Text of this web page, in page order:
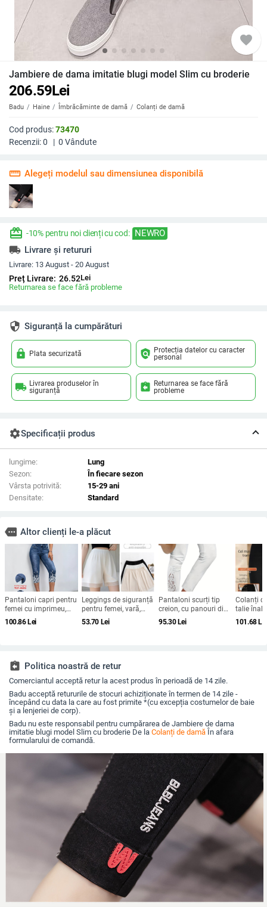
favorite
Jambiere de dama imitatie blugi model Slim cu broderie
206.59Lei
Badu Haine Îmbrăcăminte de damă Colanți de damă
Cod produs:73470
Recenzii:0 | 0 Vândute
straighten Alegeți modelul sau dimensiunea disponibilă
redeem -10% pentru noi clienți cu cod: NEWRO
local_shipping Livrare și retururi
Livrare: 13 August - 20 August
Preț Livrare: 26.52Lei
Returnarea se face fără probleme
security Siguranță la cumpărături
lock Plata securizată policy Protecția datelor cu caracter
personal
local_shipping Livrarea produselor în
siguranță
assignment_return Returnarea se face fără
probleme
settingsSpecificații produs
lungime:
Lung
Sezon:
În fiecare sezon
Vârsta potrivită:
15-29 ani
Densitate:
Standard
more Altor clienți le-a plăcut
Pantaloni capri pentru
femei cu imprimeu,
denim faux, talie
înaltă, croială Slim,
100.86Lei
Leggings de siguranță
pentru femei, vară,
croială lejeră, material
răcoros, margine
pantaloni de noapte
3/4
53.70 Lei
Pantaloni scurți tip
creion, cu panouri din
dantelă și decupaje;
poliester; conținut
95.30Lei
Colanți
talie
cu
101.68Lei
assignment_return Politica noastră de retur
Comerciantul acceptă retur la acest produs în perioadă de 14 zile.
Badu acceptă retururile de stocuri achiziționate în termen de 14 zile -
începând cu data la care au fost primite *(cu excepția costumelor de baie
și a lenjeriei de corp).
Badu nu este responsabil pentru cumpărarea de Jambiere de dama
imitatie blugi model Slim cu broderie De la Colanți de damă În afara
formularului de comandă.